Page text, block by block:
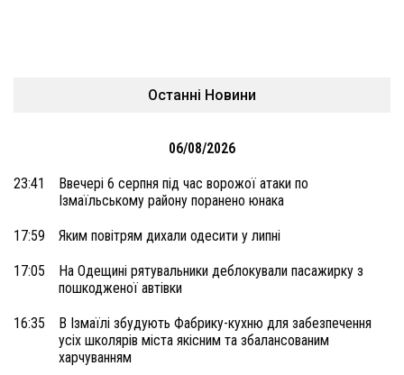
Останні Новини
06/08/2026
23:41
Ввечері 6 серпня під час ворожої атаки по
Ізмаїльському району поранено юнака
17:59 Яким повітрям дихали одесити у липні
17:05
На Одещині рятувальники деблокували пасажирку з
пошкодженої автівки
16:35
В Ізмаїлі збудують Фабрику-кухню для забезпечення
усіх школярів міста якісним та збалансованим
харчуванням